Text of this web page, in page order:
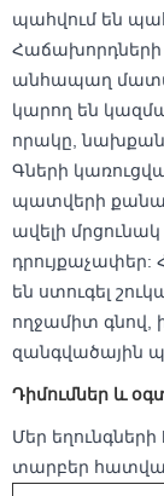
պահվում են
Հաճախորդների
անհապաղ
կարող են
որակը, նախքան
Գների
պատվերի
ավելի
են ստուգել
ողջամիտ գնով,
զանգվածային
Դիմումներ և
Մեր
տարբեր